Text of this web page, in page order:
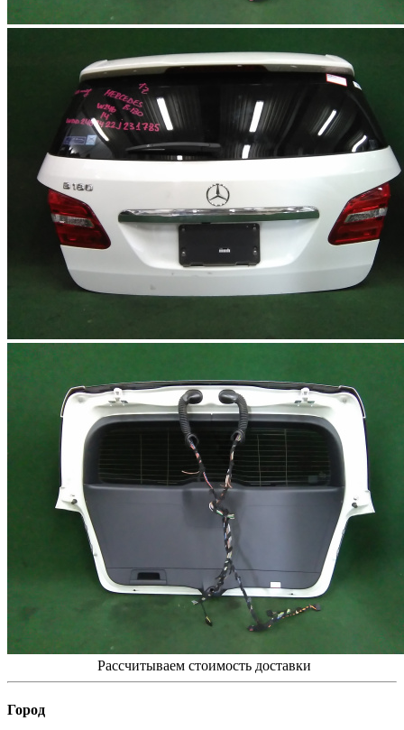
Рассчитываем стоимость доставки
Город